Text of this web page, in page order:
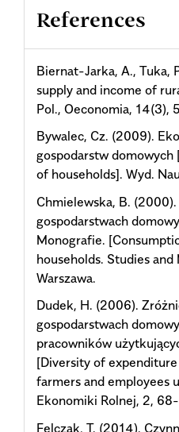
References
Biernat-Jarka, A., Tuka,
supply and income of
Pol., Oeconomia, 14(3),
Bywalec, Cz. (2009).
gospodarstw domowych
of households]. Wyd.
Chmielewska, B.
gospodarstwach
Monografie.
households. Studies and
Warszawa.
Dudek, H. (2006).
gospodarstwach
pracowników
[Diversity of
farmers and employees
Ekonomiki Rolnej, 2,
Felczak, T. (2014).